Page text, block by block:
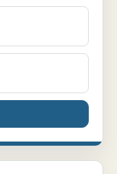
kommunik...